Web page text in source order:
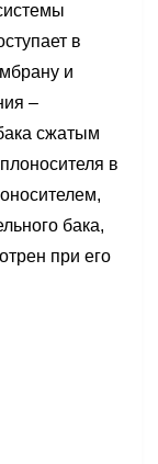
в
и
–
сжатым
в
бака,
при его